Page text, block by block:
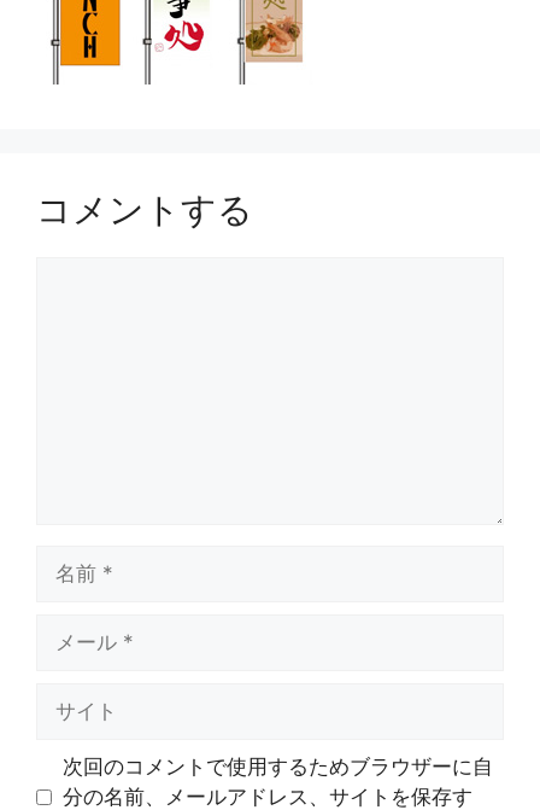
コメントする
次回のコメントで使用するためブラウザーに自
分の名前、メールアドレス、サイトを保存す